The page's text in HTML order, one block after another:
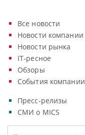
Все новости
Новости компании
Новости рынка
IT-ресное
Обзоры
События компании
Пресс-релизы
СМИ о MICS